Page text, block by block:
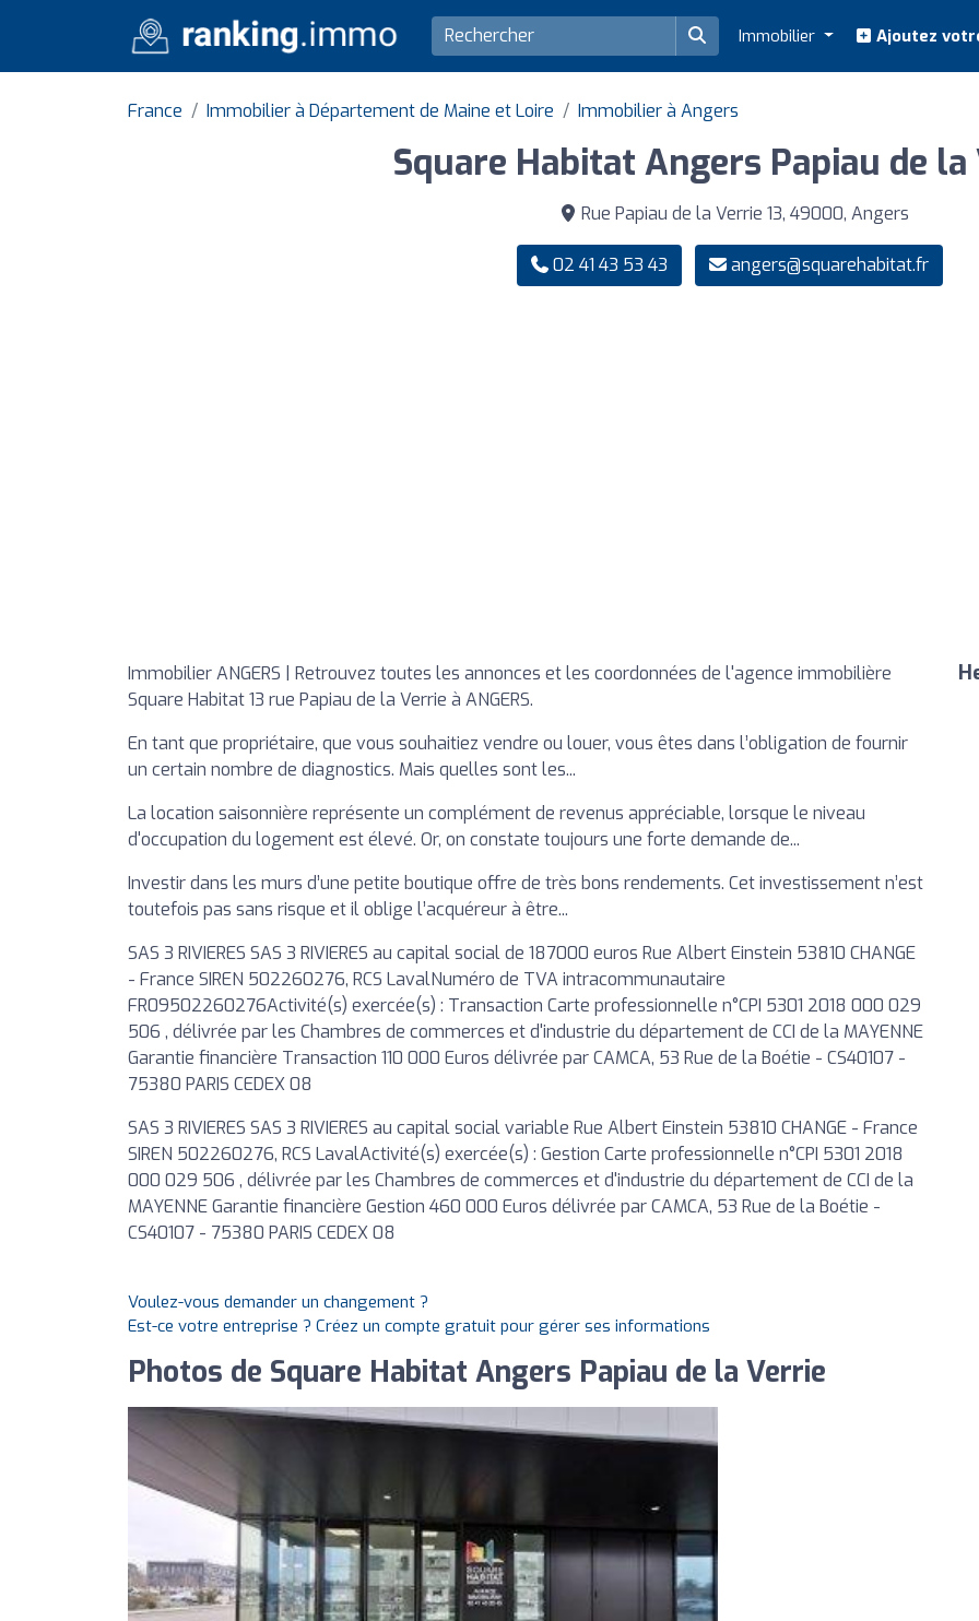
Immobilier Ajoutez
France Immobilier à Département de Maine et Loire Immobilier à Angers
Square Habitat Angers Papiau de
Rue Papiau de la Verrie 13, 49000, Angers
02 41 43 53 43 angers@squarehabitat.fr
Immobilier ANGERS | Retrouvez toutes les annonces et les coordonnées de l'agence immobilière
Square Habitat 13 rue Papiau de la Verrie à ANGERS.
En tant que propriétaire, que vous souhaitiez vendre ou louer, vous êtes dans l’obligation de fournir
un certain nombre de diagnostics. Mais quelles sont les...
La location saisonnière représente un complément de revenus appréciable, lorsque le niveau
d'occupation du logement est élevé. Or, on constate toujours une forte demande de...
Investir dans les murs d’une petite boutique offre de très bons rendements. Cet investissement n’est
toutefois pas sans risque et il oblige l’acquéreur à être...
SAS 3 RIVIERES SAS 3 RIVIERES au capital social de 187000 euros Rue Albert Einstein 53810 CHANGE
- France SIREN 502260276, RCS LavalNuméro de TVA intracommunautaire
FR09502260276Activité(s) exercée(s) : Transaction Carte professionnelle n°CPI 5301 2018 000 029
506 , délivrée par les Chambres de commerces et d'industrie du département de CCI de la MAYENNE
Garantie financière Transaction 110 000 Euros délivrée par CAMCA, 53 Rue de la Boétie - CS40107 -
75380 PARIS CEDEX 08
SAS 3 RIVIERES SAS 3 RIVIERES au capital social variable Rue Albert Einstein 53810 CHANGE - France
SIREN 502260276, RCS LavalActivité(s) exercée(s) : Gestion Carte professionnelle n°CPI 5301 2018
000 029 506 , délivrée par les Chambres de commerces et d'industrie du département de CCI de la
MAYENNE Garantie financière Gestion 460 000 Euros délivrée par CAMCA, 53 Rue de la Boétie -
CS40107 - 75380 PARIS CEDEX 08
Voulez-vous demander un changement ?
Est-ce votre entreprise ? Créez un compte gratuit pour gérer ses informations
Photos de Square Habitat Angers Papiau de la Verrie